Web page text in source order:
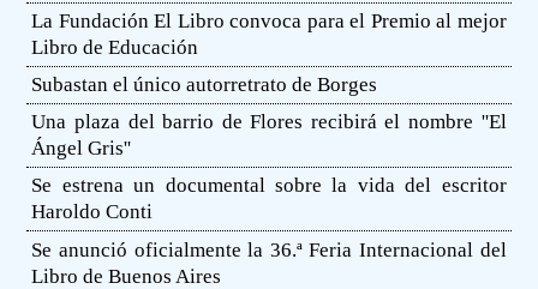
La Fundación El Libro convoca para el Premio al mejor
Libro de Educación
Subastan el único autorretrato de Borges
Una plaza del barrio de Flores recibirá el nombre ''El
Ángel Gris''
Se estrena un documental sobre la vida del escritor
Haroldo Conti
Se anunció oficialmente la 36.ª Feria Internacional del
Libro de Buenos Aires